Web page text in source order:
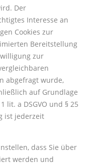
Der
Interesse an
Cookies zur
Bereitstellung
zur
abgefragt wurde,
auf Grundlage
lit. a DSGVO und § 25
ist jederzeit
dass Sie über
werden und